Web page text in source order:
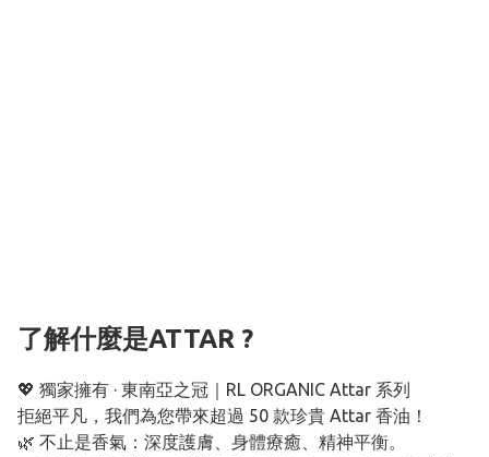
了解什麼是ATTAR ?
💖 獨家擁有 · 東南亞之冠｜RL ORGANIC Attar 系列
拒絕平凡，我們為您帶來超過 50 款珍貴 Attar 香油！
🌿 不止是香氣：深度護膚、身體療癒、精神平衡。